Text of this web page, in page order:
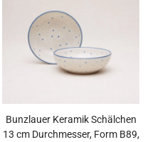
Bunzlauer Keramik Schälchen
13 cm Durchmesser, Form B89,